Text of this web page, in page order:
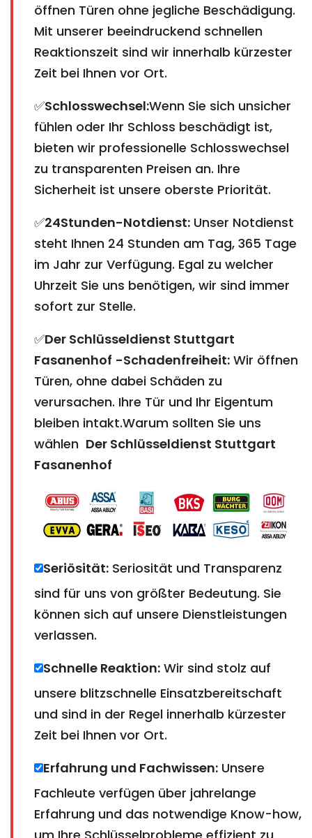
öffnen Türen ohne jegliche Beschädigung.
Mit unserer beeindruckend schnellen
Reaktionszeit sind wir innerhalb kürzester
Zeit bei Ihnen vor Ort.
✅Schlosswechsel:Wenn Sie sich unsicher
fühlen oder Ihr Schloss beschädigt ist,
bieten wir professionelle Schlosswechsel
zu transparenten Preisen an. Ihre
Sicherheit ist unsere oberste Priorität.
✅24Stunden-Notdienst: Unser Notdienst
steht Ihnen 24 Stunden am Tag, 365 Tage
im Jahr zur Verfügung. Egal zu welcher
Uhrzeit Sie uns benötigen, wir sind immer
sofort zur Stelle.
✅Der Schlüsseldienst Stuttgart
Fasanenhof ​​​​​​​-Schadenfreiheit: Wir öffnen
Türen, ohne dabei Schäden zu
verursachen. Ihre Tür und Ihr Eigentum
bleiben intakt.Warum sollten Sie uns
wählen Der Schlüsseldienst Stuttgart
Fasanenhof​​​​​​​​​​​​​​
Seriösität: Seriosität und Transparenz
sind für uns von größter Bedeutung. Sie
können sich auf unsere Dienstleistungen
verlassen.
Schnelle Reaktion: Wir sind stolz auf
unsere blitzschnelle Einsatzbereitschaft
und sind in der Regel innerhalb kürzester
Zeit bei Ihnen vor Ort.
Erfahrung und Fachwissen: Unsere
Fachleute verfügen über jahrelange
Erfahrung und das notwendige Know-how,